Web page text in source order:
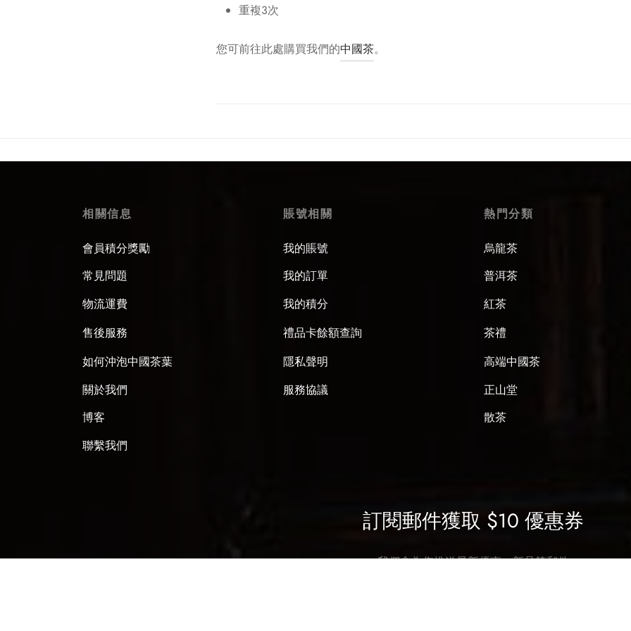
重複3次
您可前往此處購買我們的中國茶。
相關信息
會員積分獎勵
常見問題
物流運費
售後服務
如何沖泡中國茶葉
關於我們
博客
聯繫我們
賬號相關
我的賬號
我的訂單
我的積分
禮品卡餘額查詢
隱私聲明
服務協議
熱門分類
烏龍茶
普洱茶
紅茶
茶禮
高端中國茶
正山堂
散茶
訂閱郵件獲取 $10 優惠券
我們會為您推送最新優惠、新品等郵件